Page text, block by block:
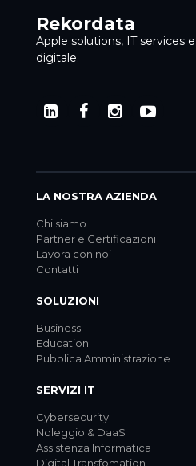
Rekordata
Apple solutions, IT services
digitale.
LA NOSTRA AZIENDA
Chi siamo
Partner e Certificazioni
Lavora con noi
Contatti
SOLUZIONI
Business
Education
Pubblica Amministrazione
SERVIZI IT
Cybersecurity
Noleggio & DaaS
Assistenza Informatica
Digital Transfomation